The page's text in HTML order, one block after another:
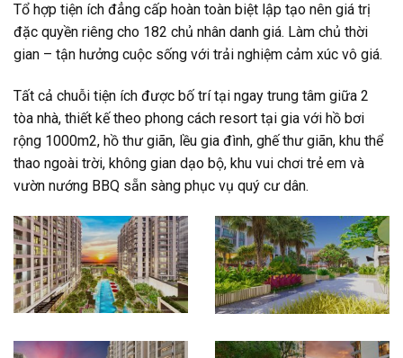
Tổ hợp tiện ích đẳng cấp hoàn toàn biệt lập tạo nên giá trị
đặc quyền riêng cho 182 chủ nhân danh giá. Làm chủ thời
gian – tận hưởng cuộc sống với trải nghiệm cảm xúc vô giá.
Tất cả chuỗi tiện ích được bố trí tại ngay trung tâm giữa 2
tòa nhà, thiết kế theo phong cách resort tại gia với hồ bơi
rộng 1000m2, hồ thư giãn, lều gia đình, ghế thư giãn, khu thể
thao ngoài trời, không gian dạo bộ, khu vui chơi trẻ em và
vườn nướng BBQ sẵn sàng phục vụ quý cư dân.